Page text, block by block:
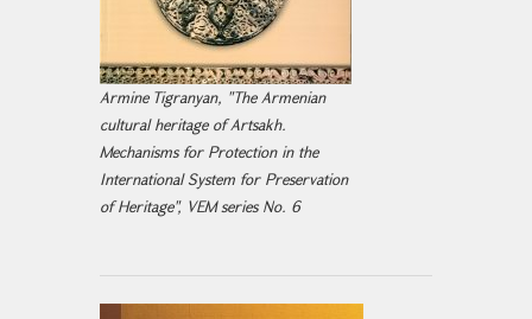
Armine Tigranyan, "The Armenian
cultural heritage of Artsakh.
Mechanisms for Protection in the
International System for Preservation
of Heritage", VEM series No. 6